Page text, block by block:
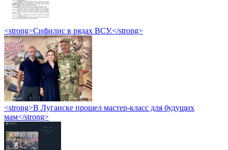
<strong>Сифилис в рядах ВСУ.</strong>
<strong>В Луганске прошел мастер-класс для будущих
мам</strong>